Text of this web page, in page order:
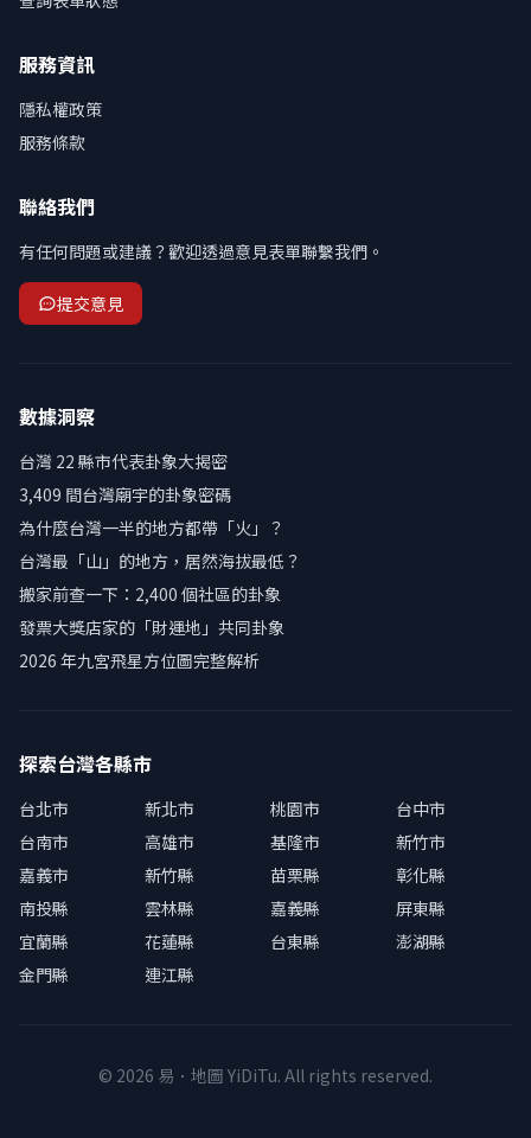
服務資訊
隱私權政策
服務條款
聯絡我們
有任何問題或建議？歡迎透過意見表單聯繫我們。
提交意見
數據洞察
台灣 22 縣市代表卦象大揭密
3,409 間台灣廟宇的卦象密碼
為什麼台灣一半的地方都帶「火」？
台灣最「山」的地方，居然海拔最低？
搬家前查一下：2,400 個社區的卦象
發票大獎店家的「財運地」共同卦象
2026 年九宮飛星方位圖完整解析
探索台灣各縣市
台北市 新北市 桃園市
台中市
台南市
高雄市 基隆市
新竹市
嘉義市
新竹縣 苗栗縣
彰化縣
南投縣
雲林縣 嘉義縣
屏東縣
宜蘭縣
花蓮縣 台東縣
澎湖縣
金門縣
連江縣
© 2026 易．地圖 YiDiTu. All rights reserved.